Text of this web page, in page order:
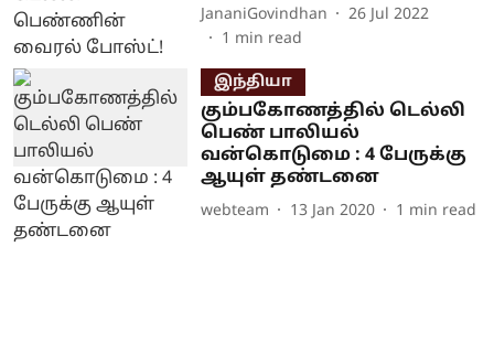
JananiGovindhan
26 Jul 2022
1 min read
இந்தியா
கும்பகோணத்தில் டெல்லி
பெண் பாலியல்
வன்கொடுமை : 4 பேருக்கு
ஆயுள் தண்டனை
webteam 13 Jan 2020 1 min read